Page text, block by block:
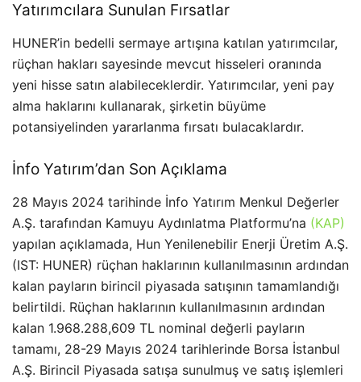
Yatırımcılara Sunulan Fırsatlar
HUNER’in bedelli sermaye artışına katılan yatırımcılar,
rüçhan hakları sayesinde mevcut hisseleri oranında
yeni hisse satın alabileceklerdir. Yatırımcılar, yeni pay
alma haklarını kullanarak, şirketin büyüme
potansiyelinden yararlanma fırsatı bulacaklardır​​.
İnfo Yatırım’dan Son Açıklama
28 Mayıs 2024 tarihinde İnfo Yatırım Menkul Değerler
A.Ş. tarafından Kamuyu Aydınlatma Platformu’na (KAP)
yapılan açıklamada, Hun Yenilenebilir Enerji Üretim A.Ş.
(IST: HUNER) rüçhan haklarının kullanılmasının ardından
kalan payların birincil piyasada satışının tamamlandığı
belirtildi. Rüçhan haklarının kullanılmasının ardından
kalan 1.968.288,609 TL nominal değerli payların
tamamı, 28-29 Mayıs 2024 tarihlerinde Borsa İstanbul
A.Ş. Birincil Piyasada satışa sunulmuş ve satış işlemleri